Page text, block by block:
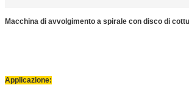
Macchina di avvolgimento a spirale con disco di
Applicazione: